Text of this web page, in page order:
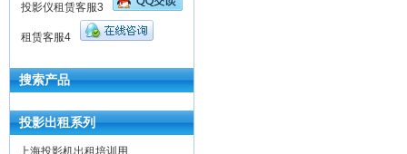
投影仪租赁客服3
租赁客服4
搜索产品
投影出租系列
上海投影机出租培训用